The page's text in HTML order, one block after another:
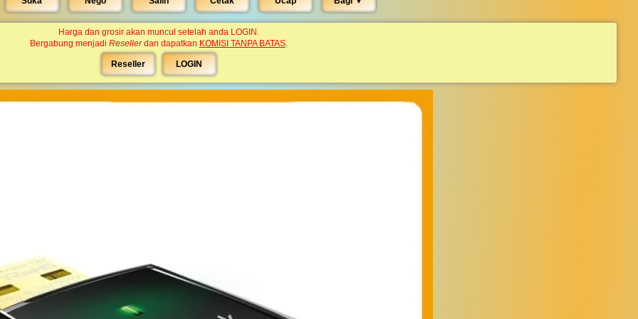
Harga dan grosir akan muncul setelah anda LOGIN.
Bergabung menjadi Resellerdan dapatkan KOMISI TANPA BATAS.
Reseller LOGIN